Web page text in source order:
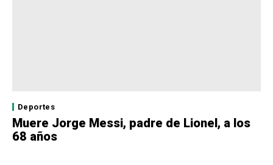
Deportes
Muere Jorge Messi, padre de Lionel, a los
68 años